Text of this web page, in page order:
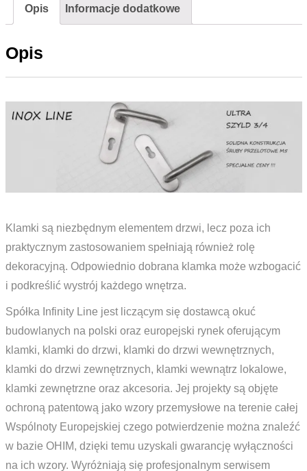
Infinity
Stal
Opis Informacje dodatkowe
Opis
Klamki są niezbędnym elementem drzwi, lecz poza ich
praktycznym zastosowaniem spełniają również rolę
dekoracyjną. Odpowiednio dobrana klamka może wzbogacić
i podkreślić wystrój każdego wnętrza.
Spółka Infinity Line jest liczącym się dostawcą okuć
budowlanych na polski oraz europejski rynek oferującym
klamki, klamki do drzwi, klamki do drzwi wewnętrznych,
klamki do drzwi zewnętrznych, klamki wewnątrz lokalowe,
klamki zewnętrzne oraz akcesoria. Jej projekty są objęte
ochroną patentową jako wzory przemysłowe na terenie całej
Wspólnoty Europejskiej czego potwierdzenie można znaleźć
w bazie OHIM, dzięki temu uzyskali gwarancję wyłączności
na ich wzory. Wyróżniają się profesjonalnym serwisem